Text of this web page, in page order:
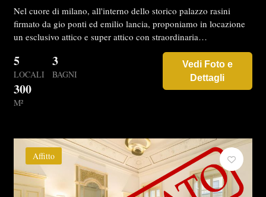
Nel cuore di milano, all'interno dello storico palazzo rasini
firmato da gio ponti ed emilio lancia, proponiamo in locazione
un esclusivo attico e super attico con straordinaria…
5
LOCALI
3
BAGNI
300
M²
Vedi Foto e
Dettagli
Affitto